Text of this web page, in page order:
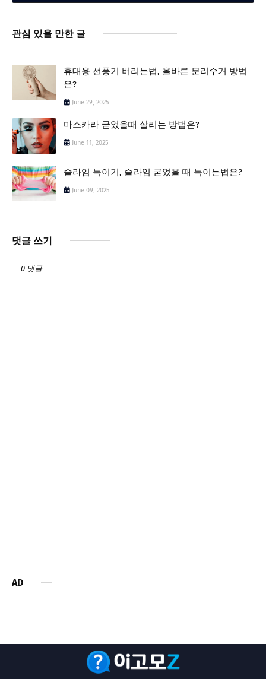
관심 있을 만한 글
휴대용 선풍기 버리는법, 올바른 분리수거 방법
은?
June 29, 2025
마스카라 굳었을때 살리는 방법은?
June 11, 2025
슬라임 녹이기, 슬라임 굳었을 때 녹이는법은?
June 09, 2025
댓글 쓰기
0 댓글
AD